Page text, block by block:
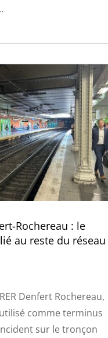
Rochereau : le
au reste du réseau
Denfert Rochereau,
comme terminus
sur le tronçon